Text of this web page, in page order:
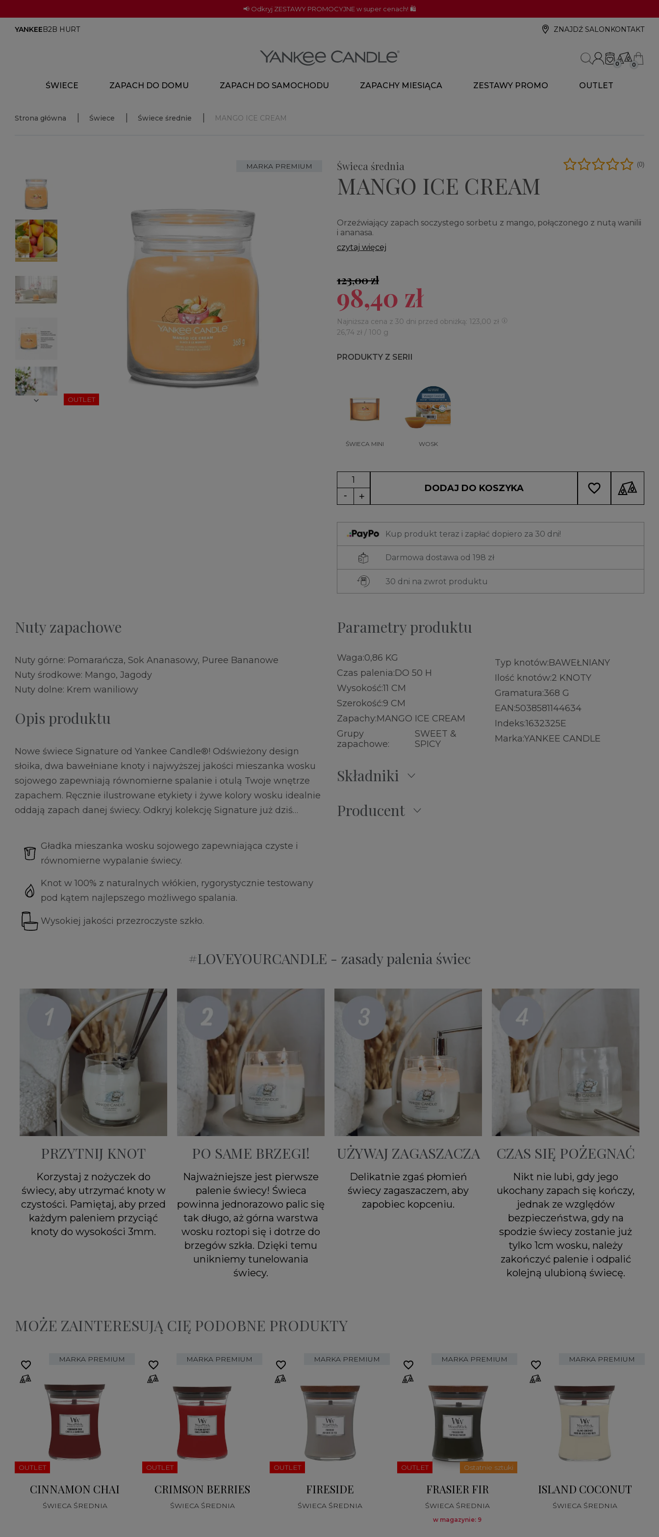
📢 Odkryj ZESTAWY PROMOCYJNE w super cenach! 🛍️
YANKEEB2B HURT ZNAJDŹ SALON KONTAKT
0 0
ŚWIECE ZAPACH DO DOMU ZAPACH DO SAMOCHODU ZAPACHY MIESIĄCA ZESTAWY PROMO OUTLET
Strona główna Świece Świece średnie MANGO ICE CREAM
MARKA PREMIUM
OUTLET

Świeca średnia
MANGO ICE CREAM
(0)
Orzeźwiający zapach soczystego sorbetu z mango, połączonego z nutą wanilii
i ananasa.
czytaj więcej
123,00 zł
98,40 zł
Najniższa cena z 30 dni przed obniżką: 123,00 zł
26,74 zł / 100 g
PRODUKTY Z SERII
ŚWIECA MINI WOSK
DODAJ DO KOSZYKA favorite_border
Kup produkt teraz i zapłać dopiero za 30 dni!
Darmowa dostawa od 198 zł
30 dni na zwrot produktu
Nuty zapachowe
Nuty górne: Pomarańcza, Sok Ananasowy, Puree Bananowe
Nuty środkowe: Mango, Jagody
Nuty dolne: Krem waniliowy
Opis produktu
Nowe świece Signature od Yankee Candle®! Odświeżony design
słoika, dwa bawełniane knoty i najwyższej jakości mieszanka wosku
sojowego zapewniają równomierne spalanie i otulą Twoje wnętrze
zapachem. Ręcznie ilustrowane etykiety i żywe kolory wosku idealnie
oddają zapach danej świecy. Odkryj kolekcję Signature już dziś…
Gładka mieszanka wosku sojowego zapewniająca czyste i
równomierne wypalanie świecy.
Knot w 100% z naturalnych włókien, rygorystycznie testowany
pod kątem najlepszego możliwego spalania.
Wysokiej jakości przezroczyste szkło.
Parametry produktu
Waga:0,86 KG
Czas palenia:DO 50 H
Wysokość:11 CM
Szerokość:9 CM
Zapachy:MANGO ICE CREAM
Grupy
zapachowe:
SWEET &
SPICY
Typ knotów:BAWEŁNIANY
Ilość knotów:2 KNOTY
Gramatura:368 G
EAN:5038581144634
Indeks:1632325E
Marka:YANKEE CANDLE
Składniki
Producent
#LOVEYOURCANDLE - zasady palenia świec
PRZYTNIJ KNOT
Korzystaj z nożyczek do
świecy, aby utrzymać knoty w
czystości. Pamiętaj, aby przed
każdym paleniem przyciąć
knoty do wysokości 3mm.
PO SAME BRZEGI!
Najważniejsze jest pierwsze
palenie świecy! Świeca
powinna jednorazowo palic się
tak długo, aż górna warstwa
wosku roztopi się i dotrze do
brzegów szkła. Dzięki temu
unikniemy tunelowania
świecy.
UŻYWAJ ZAGASZACZA
Delikatnie zgaś płomień
świecy zagaszaczem, aby
zapobiec kopceniu.
CZAS SIĘ POŻEGNAĆ
Nikt nie lubi, gdy jego
ukochany zapach się kończy,
jednak ze względów
bezpieczeństwa, gdy na
spodzie świecy zostanie już
tylko 1cm wosku, należy
zakończyć palenie i odpalić
kolejną ulubioną świecę.
MOŻE ZAINTERESUJĄ CIĘ PODOBNE PRODUKTY
MARKA PREMIUM
OUTLET
CINNAMON CHAI
ŚWIECA ŚREDNIA
favorite_border MARKA PREMIUM
OUTLET
CRIMSON BERRIES
ŚWIECA ŚREDNIA
favorite_border MARKA PREMIUM
OUTLET
FIRESIDE
ŚWIECA ŚREDNIA
favorite_border MARKA PREMIUM
OUTLET Ostatnie sztuki
FRASIER FIR
ŚWIECA ŚREDNIA
w magazynie: 9
favorite_border MARKA PREMIUM
ISLAND COCONUT
ŚWIECA ŚREDNIA
favorite_border